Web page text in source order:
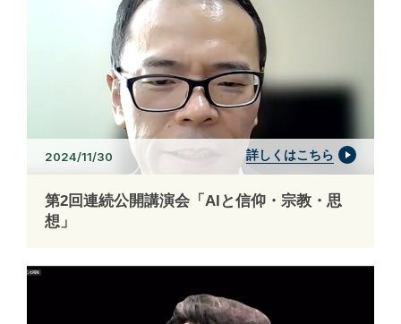
2024/11/30 詳しくはこちら
第2回連続公開講演会「AIと信仰・宗教・思
想」